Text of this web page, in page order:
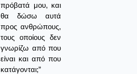
πρόβατά μου, και
θα δώσω αυτά
προς ανθρώπους,
τους οποίους δεν
γνωρίζω από που
είναι και από που
κατάγονται;”